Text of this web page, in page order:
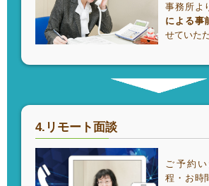
事務所よ
による事
せていた
4.リモート面談
ご予約
程・お時